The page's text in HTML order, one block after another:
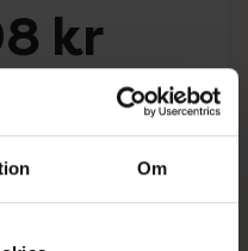
Om
kr